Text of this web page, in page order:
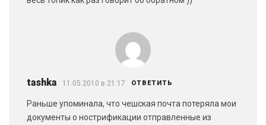
tashka 11.05.2010 в 21:17 ОТВЕТИТЬ
Раньше упоминала, что чешская почта потеряла мои
документы о нострификации отправленные из